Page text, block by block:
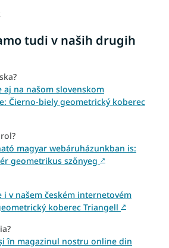
tudi v naših drugih
na našom slovenskom
Čierno-biely geometrický koberec
magyar webáruházunkban is:
geometrikus szőnyeg ↗
v našem českém internetovém
koberec Triangell ↗
în magazinul nostru online din